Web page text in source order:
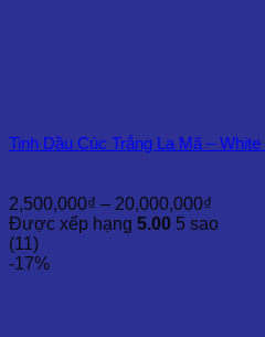
Tinh Dầu Cúc Trắng La Mã –
2,500,000₫ – 20,000,000₫
giá:
Được xếp hạng 5.00 5 sao
(11)
-17%